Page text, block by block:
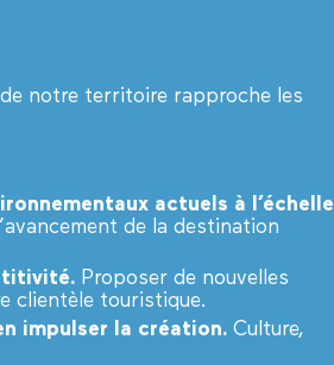
notre territoire rapproche les
actuels à l’échelle
de la destination
Proposer de nouvelles
clientèle touristique.
impulser la création. Culture,